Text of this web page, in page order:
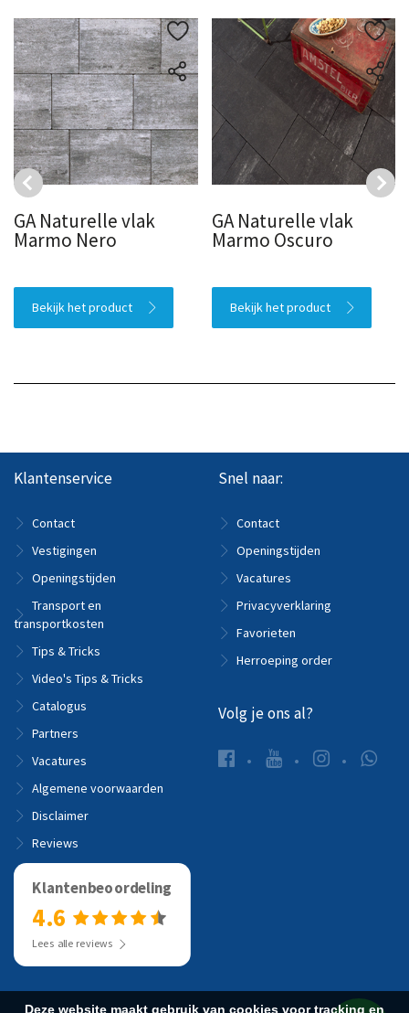
GA Naturelle vlak
Marmo Nero
Bekijk het product
GA Naturelle vlak
Marmo Oscuro
Bekijk het product
Klantenservice
Contact
Vestigingen
Openingstijden
Transport en
transportkosten
Tips & Tricks
Video's Tips & Tricks
Catalogus
Partners
Vacatures
Algemene voorwaarden
Disclaimer
Reviews
Snel naar:
Contact
Openingstijden
Vacatures
Privacyverklaring
Favorieten
Herroeping order
Volg je ons al?
Klantenbeoordeling
4.6
Lees alle reviews
Deze website maakt gebruik van cookies voor tracking en